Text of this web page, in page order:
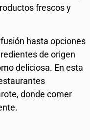
frescos y
hasta opciones
de origen
deliciosa. En esta
donde comer